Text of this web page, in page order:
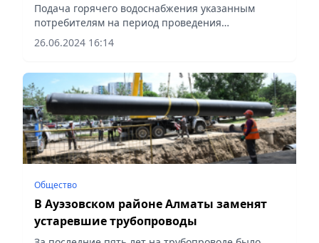
Подача горячего водоснабжения указанным
потребителям на период проведения
реконструкции будет сохранена,
сообщает Vecher.kz.
26.06.2024 16:14
Общество
В Ауэзовском районе Алматы заменят
устаревшие трубопроводы